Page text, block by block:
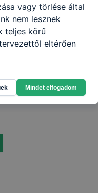
vagy törlése által
nem lesznek
teljes körű
eltérően
Mindet elfogadom